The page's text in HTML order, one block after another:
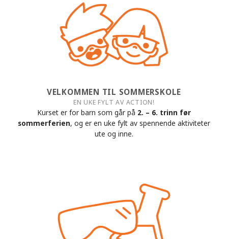
VELKOMMEN TIL SOMMERSKOLE
EN UKE FYLT AV ACTION!
Kurset er for barn som går på 2. – 6. trinn før
sommerferien, og er en uke fylt av spennende aktiviteter
ute og inne.